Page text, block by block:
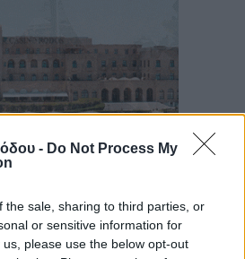
- Do Not Process My
the sale, sharing to third parties, or
or sensitive information for
please use the below opt-out